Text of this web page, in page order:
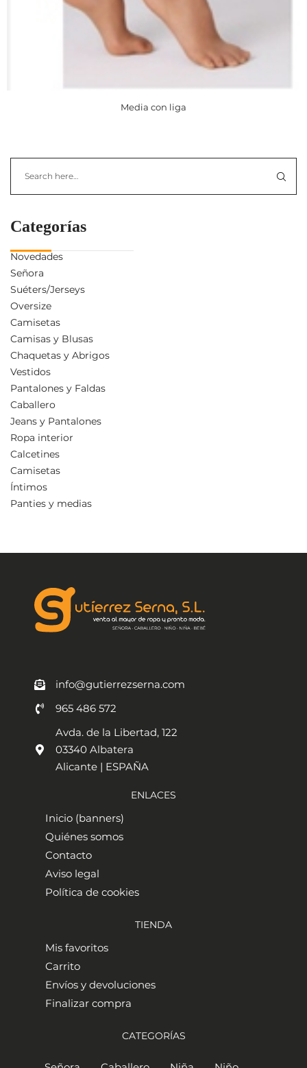
Media con liga
Categorías
Novedades
Señora
Suéters/Jerseys
Oversize
Camisetas
Camisas y Blusas
Chaquetas y Abrigos
Vestidos
Pantalones y Faldas
Caballero
Jeans y Pantalones
Ropa interior
Calcetines
Camisetas
Íntimos
Panties y medias
info@gutierrezserna.com
965 486 572
Avda. de la Libertad, 122
03340 Albatera
Alicante | ESPAÑA
ENLACES
Inicio (banners)
Quiénes somos
Contacto
Aviso legal
Política de cookies
TIENDA
Mis favoritos
Carrito
Envíos y devoluciones
Finalizar compra
CATEGORÍAS